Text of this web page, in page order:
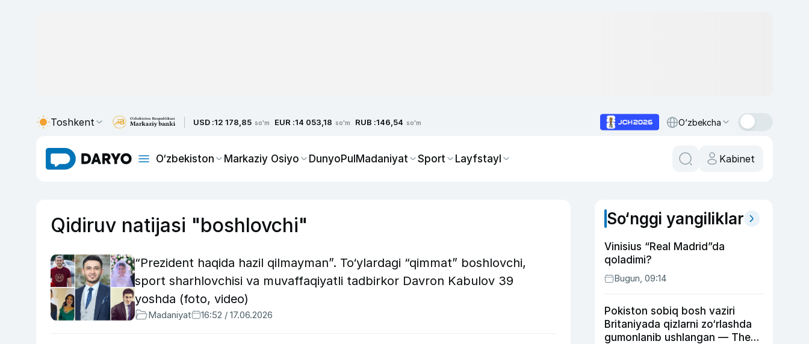
Toshkent USD :12 178,85 so'm EUR :14 053,18 so'm RUB :146,54 so'm O‘zbekcha
O‘zbekiston Markaziy Osiyo DunyoPulMadaniyat Sport Layfstayl Kabinet
Qidiruv natijasi "boshlovchi"
“Prezident haqida hazil qilmayman”. To‘ylardagi “qimmat” boshlovchi,
sport sharhlovchisi va muvaffaqiyatli tadbirkor Davron Kabulov 39
yoshda (foto, video)
Madaniyat 16:52 / 17.06.2026
So‘nggi yangiliklar
Vinisius “Real Madrid”da
qoladimi?
Bugun, 09:14
Pokiston sobiq bosh vaziri
Britaniyada qizlarni zo‘rlashda
gumonlanib ushlangan — The